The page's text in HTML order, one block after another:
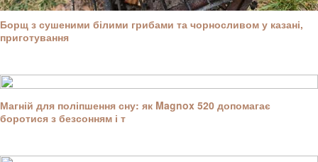
Борщ з сушеними білими грибами та чорносливом у казані,
приготування
Магній для поліпшення сну: як Magnox 520 допомагає
боротися з безсонням і т